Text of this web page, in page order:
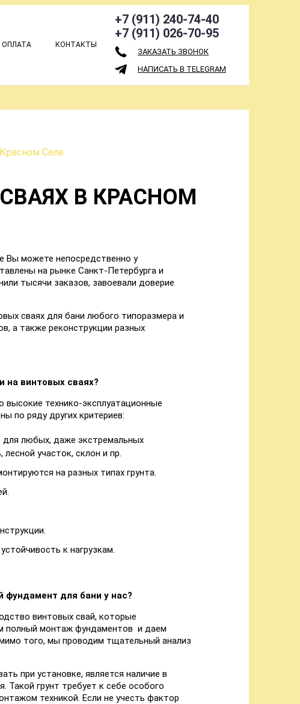
ОПЛАТА КОНТАКТЫ
+7 (911) 240-74-40
+7 (911) 026-70-95
ЗАКАЗАТЬ ЗВОНОК
НАПИСАТЬ В TELEGRAM
Селе
В КРАСНОМ
Вы можете непосредственно у
на рынке Санкт-Петербурга и
тысячи заказов, завоевали доверие
сваях для бани любого типоразмера и
а также реконструкции разных
на винтовых сваях?
высокие технико-эксплуатационные
по ряду других критериев:
для любых, даже экстремальных
лесной участок, склон и пр.
на разных типах грунта.
к нагрузкам.
фундамент для бани у нас?
винтовых свай, которые
полный монтаж фундаментов и даем
того, мы проводим тщательный анализ
при установке, является наличие в
Такой грунт требует к себе особого
техникой. Если не учесть фактор